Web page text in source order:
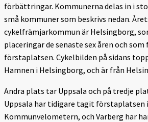
förbättringar. Kommunerna delas in i
små kommuner som beskrivs nedan.
cykelfrämjarkommun är Helsingborg,
placeringar de senaste sex åren och
förstaplatsen. Cykelbilden på sidans
Hamnen i Helsingborg, och är från
Andra plats tar Uppsala och på tredje
Uppsala har tidigare tagit förstaplatsen
Kommunvelometern, och Varberg har